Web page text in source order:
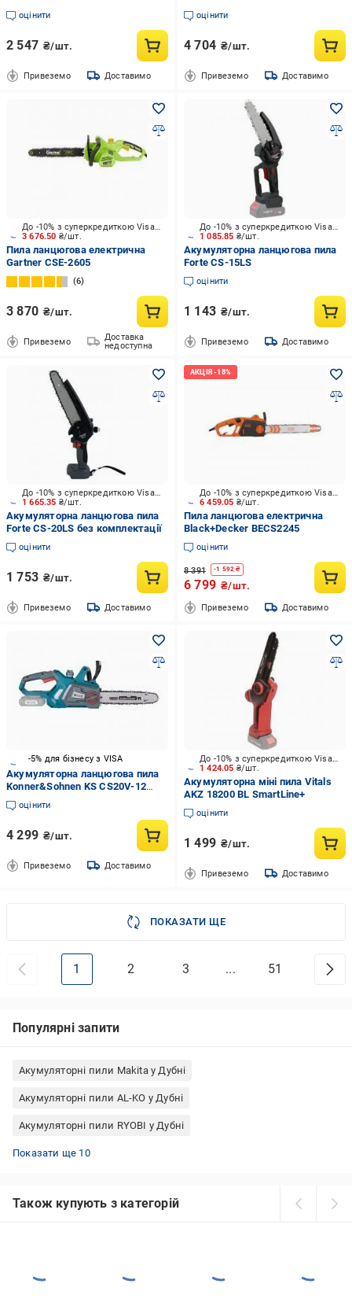
оцінити
2 547 ₴/шт.
Привеземо Доставимо
оцінити
4 704 ₴/шт.
Привеземо Доставимо
3 676.50 ₴/шт.
До -10% з суперкредиткою Visa Вигода
Пила ланцюгова електрична
Gartner CSE-2605
6
3 870 ₴/шт.
Привеземо
Доставка
недоступна
1 085.85 ₴/шт.
До -10% з суперкредиткою Visa Вигода
Акумуляторна ланцюгова пила
Forte CS-15LS
оцінити
1 143 ₴/шт.
Привеземо Доставимо
1 665.35 ₴/шт.
До -10% з суперкредиткою Visa Вигода
Акумуляторна ланцюгова пила
Forte CS-20LS без комплектації
оцінити
1 753 ₴/шт.
Привеземо Доставимо
6 459.05 ₴/шт.
До -10% з суперкредиткою Visa Вигода
Пила ланцюгова електрична
Black+Decker BECS2245
оцінити
8 391 -1 592 ₴
6 799 ₴/шт.
Привеземо Доставимо
-5% для бізнесу з VISA
Акумуляторна ланцюгова пила
Konner&Sohnen KS CS20V-12
(без АКБ та ЗП)
оцінити
4 299 ₴/шт.
Привеземо Доставимо
1 424.05 ₴/шт.
До -10% з суперкредиткою Visa Вигода
Акумуляторна міні пила Vitals
AKZ 18200 BL SmartLine+
оцінити
1 499 ₴/шт.
Привеземо Доставимо
ПОКАЗАТИ ЩЕ
1 2 3 ... 51
Популярні запити
Акумуляторні пили Makita у Дубні
Акумуляторні пили AL-KO у Дубні
Акумуляторні пили RYOBI у Дубні
Акумуляторні пили Karcher у Дубні
Акумуляторні пили ProCraft у Дубні
Акумуляторні пили Grand у Дубні
Акумуляторні пили Einhell у Дубні
Акумуляторні міні пили ProCraft у Дубні
Професійні акумуляторні електропили у Дубні
Акумуляторні пили Bosch у Дубні
Акумуляторні пили Vitals у Дубні
Акумуляторні пили Tekhmann у Дубні
Акумуляторні пили KRAISSMANN у Дубні
Показати ще 10
Також купують з категорій